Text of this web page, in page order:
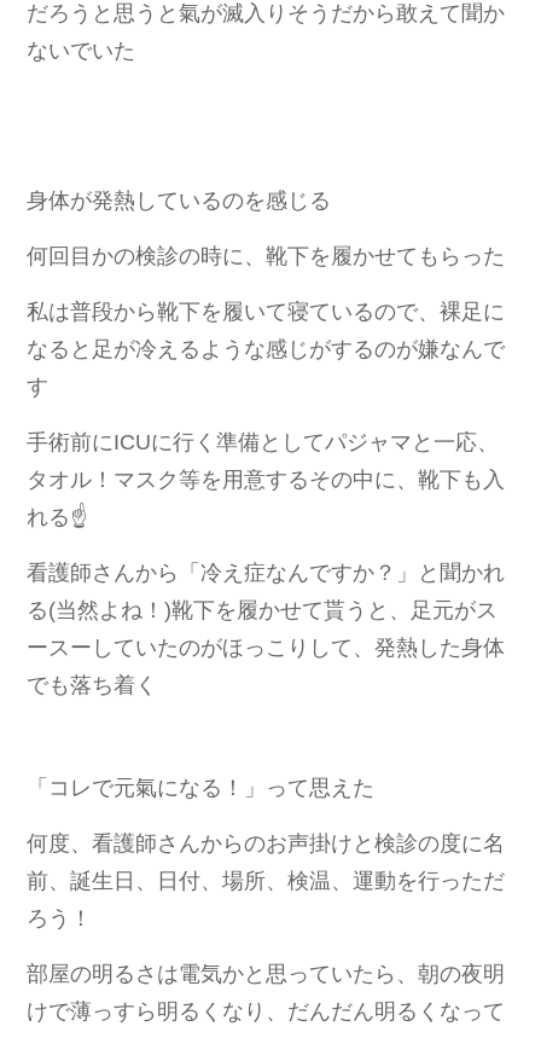
だろうと思うと氣が滅入りそうだから敢えて聞か
ないでいた
身体が発熱しているのを感じる
何回目かの検診の時に、靴下を履かせてもらった
私は普段から靴下を履いて寝ているので、裸足に
なると足が冷えるような感じがするのが嫌なんで
す
手術前にICUに行く準備としてパジャマと一応、
タオル！マスク等を用意するその中に、靴下も入
れる☝️
看護師さんから「冷え症なんですか？」と聞かれ
る(当然よね！)靴下を履かせて貰うと、足元がス
ースーしていたのがほっこりして、発熱した身体
でも落ち着く
「コレで元氣になる！」って思えた
何度、看護師さんからのお声掛けと検診の度に名
前、誕生日、日付、場所、検温、運動を行っただ
ろう！
部屋の明るさは電気かと思っていたら、朝の夜明
けで薄っすら明るくなり、だんだん明るくなって